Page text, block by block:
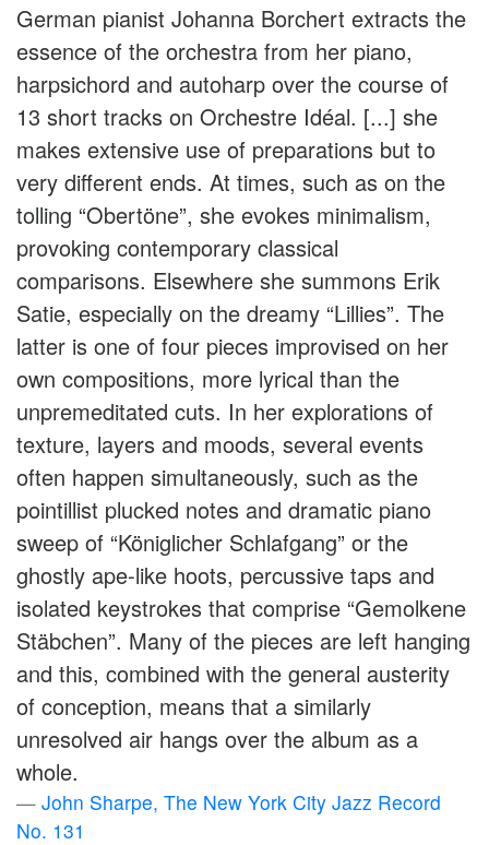
German pianist Johanna Borchert extracts the
essence of the orchestra from her piano,
harpsichord and autoharp over the course of
13 short tracks on Orchestre Idéal. [...] she
makes extensive use of preparations but to
very different ends. At times, such as on the
tolling “Obertöne”, she evokes minimalism,
provoking contemporary classical
comparisons. Elsewhere she summons Erik
Satie, especially on the dreamy “Lillies”. The
latter is one of four pieces improvised on her
own compositions, more lyrical than the
unpremeditated cuts. In her explorations of
texture, layers and moods, several events
often happen simultaneously, such as the
pointillist plucked notes and dramatic piano
sweep of “Königlicher Schlafgang” or the
ghostly ape-like hoots, percussive taps and
isolated keystrokes that comprise “Gemolkene
Stäbchen”. Many of the pieces are left hanging
and this, combined with the general austerity
of conception, means that a similarly
unresolved air hangs over the album as a
whole.
John Sharpe, The New York City Jazz Record
No. 131